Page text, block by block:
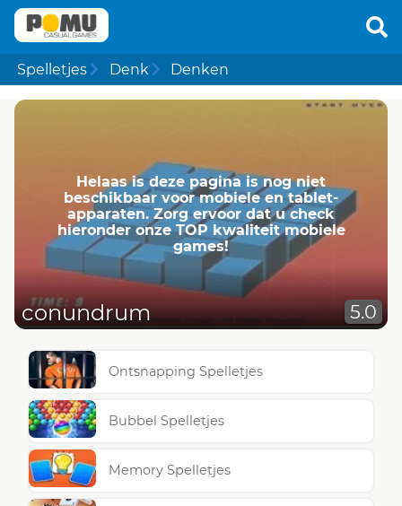
Spelletjes Denk Denken
Helaas is deze pagina is nog niet
beschikbaar voor mobiele en tablet-
apparaten. Zorg ervoor dat u check
hieronder onze TOP kwaliteit mobiele
games!
conundrum 5.0
Ontsnapping Spelletjes
Bubbel Spelletjes
Memory Spelletjes